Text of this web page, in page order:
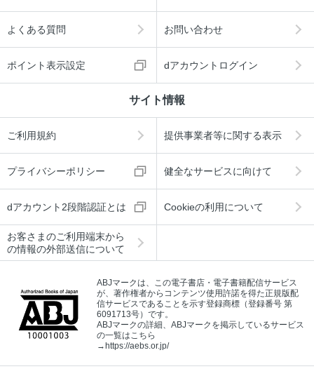
よくある質問 お問い合わせ
ポイント表示設定 dアカウントログイン
サイト情報
ご利用規約 提供事業者等に関する表示
プライバシーポリシー 健全なサービスに向けて
dアカウント2段階認証とは Cookieの利用について
お客さまのご利用端末から
の情報の外部送信について
ABJマークは、この電子書店・電子書籍配信サービス
が、著作権者からコンテンツ使用許諾を得た正規版配
信サービスであることを示す登録商標（登録番号 第
6091713号）です。
ABJマークの詳細、ABJマークを掲示しているサービス
の一覧はこちら
→https://aebs.or.jp/